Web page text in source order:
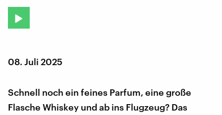
08. Juli 2025
Schnell noch ein feines Parfum, eine große
Flasche Whiskey und ab ins Flugzeug? Das